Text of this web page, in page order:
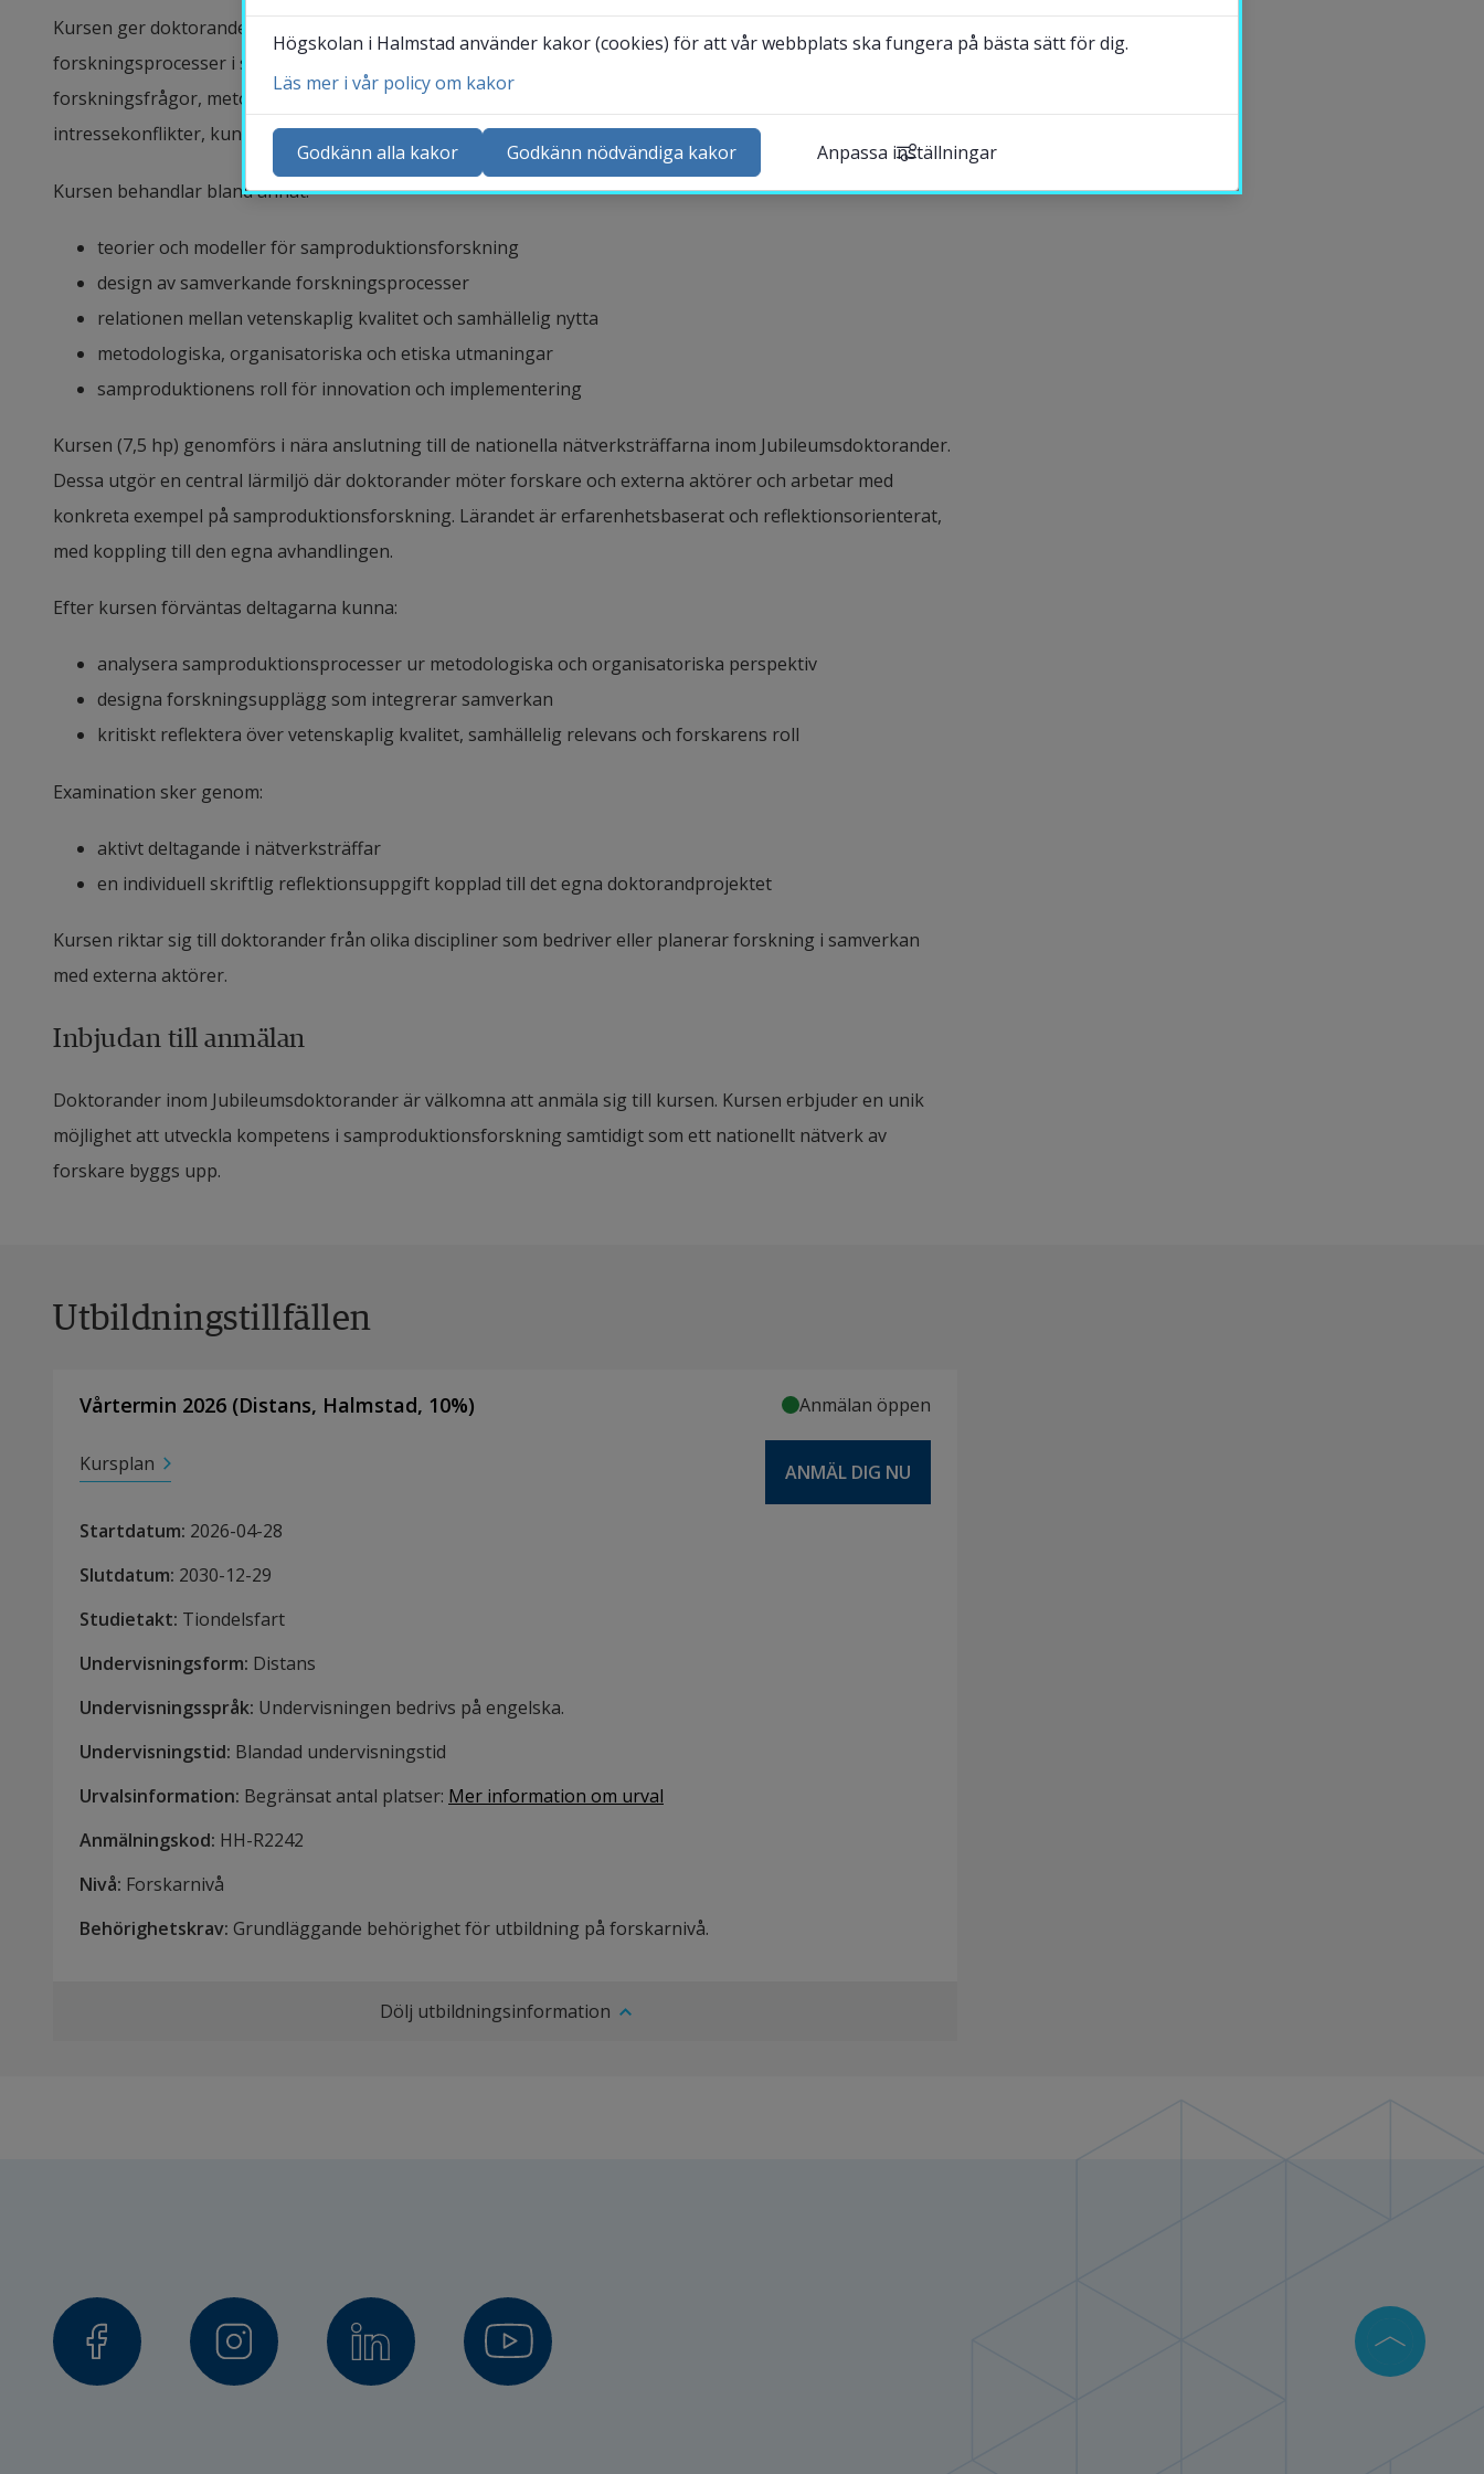
Kursen ger doktorander fördjupad kunskap och praktiska verktyg för att analysera, designa och genomföra
forskningsprocesser i samverkan mellan akademi och aktörer utanför universitetet. Fokus ligger på hur
forskningsfrågor, metoder och kunskap kan utvecklas i dialog, samt hur komplexa aspekter såsom
intressekonflikter, kunskapsintegration och långsiktiga relationer hanteras i praktiken.
Kursen behandlar bland annat:
teorier och modeller för samproduktionsforskning
design av samverkande forskningsprocesser
relationen mellan vetenskaplig kvalitet och samhällelig nytta
metodologiska, organisatoriska och etiska utmaningar
samproduktionens roll för innovation och implementering
Kursen (7,5 hp) genomförs i nära anslutning till de nationella nätverksträffarna inom Jubileumsdoktorander.
Dessa utgör en central lärmiljö där doktorander möter forskare och externa aktörer och arbetar med
konkreta exempel på samproduktionsforskning. Lärandet är erfarenhetsbaserat och reflektionsorienterat,
med koppling till den egna avhandlingen.
Efter kursen förväntas deltagarna kunna:
analysera samproduktionsprocesser ur metodologiska och organisatoriska perspektiv
designa forskningsupplägg som integrerar samverkan
kritiskt reflektera över vetenskaplig kvalitet, samhällelig relevans och forskarens roll
Examination sker genom:
aktivt deltagande i nätverksträffar
en individuell skriftlig reflektionsuppgift kopplad till det egna doktorandprojektet
Kursen riktar sig till doktorander från olika discipliner som bedriver eller planerar forskning i samverkan
med externa aktörer.
Inbjudan till anmälan
Doktorander inom Jubileumsdoktorander är välkomna att anmäla sig till kursen. Kursen erbjuder en unik
möjlighet att utveckla kompetens i samproduktionsforskning samtidigt som ett nationellt nätverk av
forskare byggs upp.
Utbildningstillfällen
Vårtermin 2026 (Distans, Halmstad, 10%) Anmälan öppen
Kursplan ANMÄL DIG NU
Startdatum: 2026-04-28
Slutdatum: 2030-12-29
Studietakt: Tiondelsfart
Undervisningsform: Distans
Undervisningsspråk: Undervisningen bedrivs på engelska.
Undervisningstid: Blandad undervisningstid
Urvalsinformation: Begränsat antal platser: Mer information om urval
Anmälningskod: HH-R2242
Nivå: Forskarnivå
Behörighetskrav: Grundläggande behörighet för utbildning på forskarnivå.
Dölj utbildningsinformation
Kontakta och besök oss
Nyheter
Kalender
Studentwebb
Medarbetarwebb Insidan
Högskolan i Halmstad använder kakor (cookies) för att vår webbplats ska fungera på bästa sätt för dig.
Läs mer i vår policy om kakor
Godkänn alla kakor Godkänn nödvändiga kakor Anpassa inställningar